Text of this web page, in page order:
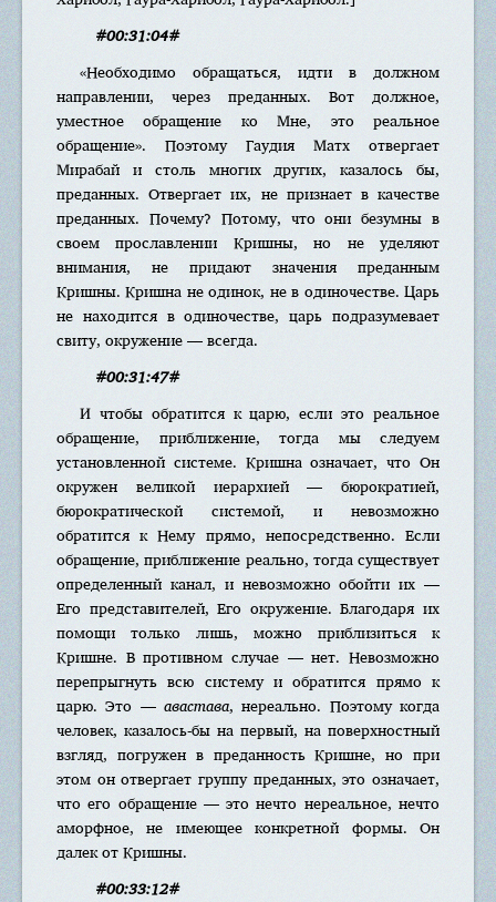
#00:31:04#
«Необходимо обращаться, идти в должном
направлении, через преданных. Вот должное,
уместное обращение ко Мне, это реальное
обращение». Поэтому Гаудия Матх отвергает
Мирабай и столь многих других, казалось бы,
преданных. Отвергает их, не признает в качестве
преданных. Почему? Потому, что они безумны в
своем прославлении Кришны, но не уделяют
внимания, не придают значения преданным
Кришны. Кришна не одинок, не в одиночестве. Царь
не находится в одиночестве, царь подразумевает
свиту, окружение — всегда.
#00:31:47#
И чтобы обратится к царю, если это реальное
обращение, приближение, тогда мы следуем
установленной системе. Кришна означает, что Он
окружен великой иерархией — бюрократией,
бюрократической системой, и невозможно
обратится к Нему прямо, непосредственно. Если
обращение, приближение реально, тогда существует
определенный канал, и невозможно обойти их —
Его представителей, Его окружение. Благодаря их
помощи только лишь, можно приблизиться к
Кришне. В противном случае — нет. Невозможно
перепрыгнуть всю систему и обратится прямо к
царю. Это — авастава, нереально. Поэтому когда
человек, казалось-бы на первый, на поверхностный
взгляд, погружен в преданность Кришне, но при
этом он отвергает группу преданных, это означает,
что его обращение — это нечто нереальное, нечто
аморфное, не имеющее конкретной формы. Он
далек от Кришны.
#00:33:12#